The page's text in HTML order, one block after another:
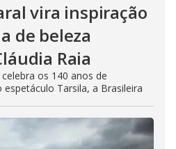
vira inspiração
de beleza
Raia
os 140 anos de
Tarsila, a Brasileira